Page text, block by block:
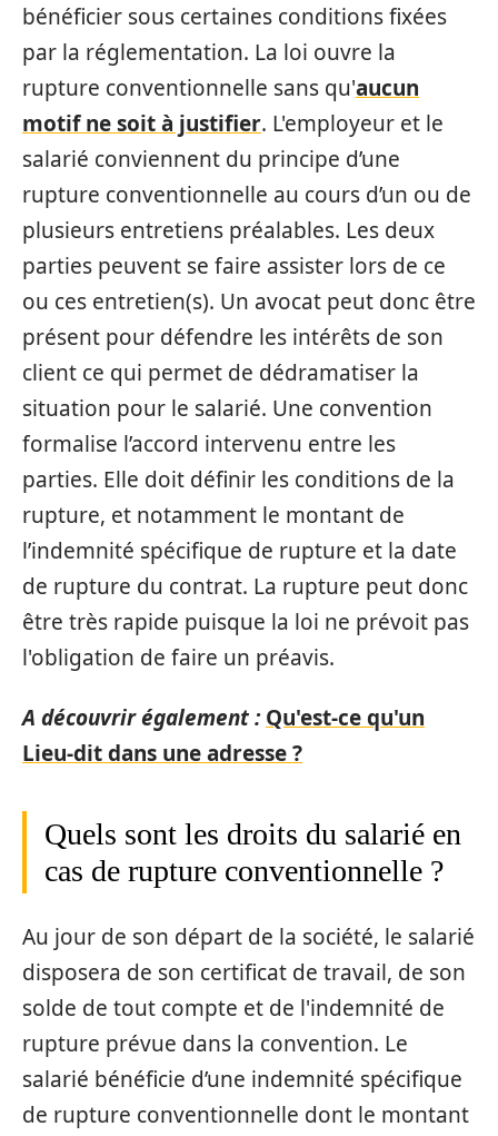
bénéficier sous certaines conditions fixées
par la réglementation. La loi ouvre la
rupture conventionnelle sans qu'aucun
motif ne soit à justifier. L'employeur et le
salarié conviennent du principe d’une
rupture conventionnelle au cours d’un ou de
plusieurs entretiens préalables. Les deux
parties peuvent se faire assister lors de ce
ou ces entretien(s). Un avocat peut donc être
présent pour défendre les intérêts de son
client ce qui permet de dédramatiser la
situation pour le salarié. Une convention
formalise l’accord intervenu entre les
parties. Elle doit définir les conditions de la
rupture, et notamment le montant de
l’indemnité spécifique de rupture et la date
de rupture du contrat. La rupture peut donc
être très rapide puisque la loi ne prévoit pas
l'obligation de faire un préavis.
A découvrir également : Qu'est-ce qu'un
Lieu-dit dans une adresse ?
Quels sont les droits du salarié en
cas de rupture conventionnelle ?
Au jour de son départ de la société, le salarié
disposera de son certificat de travail, de son
solde de tout compte et de l'indemnité de
rupture prévue dans la convention. Le
salarié bénéficie d’une indemnité spécifique
de rupture conventionnelle dont le montant